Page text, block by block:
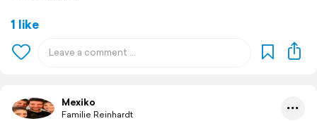
1 like
Mexiko
Familie Reinhardt